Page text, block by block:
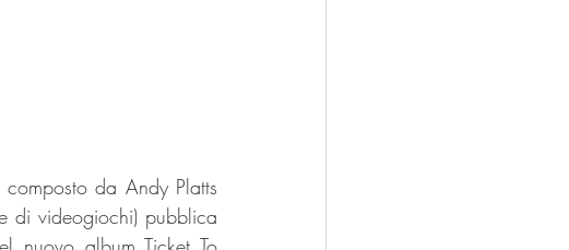
da Andy Platts
di videogiochi) pubblica